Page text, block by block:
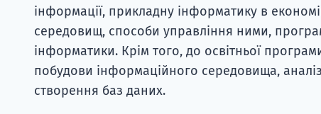
інформації, прикладну інформатику в
середовищ, способи управління ними,
інформатики. Крім того, до освітньої
побудови інформаційного середовища,
створення баз даних.